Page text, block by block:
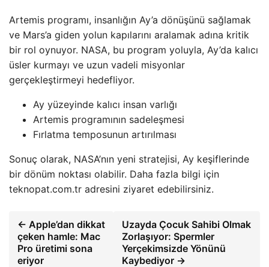
Artemis programı, insanlığın Ay’a dönüşünü sağlamak
ve Mars’a giden yolun kapılarını aralamak adına kritik
bir rol oynuyor. NASA, bu program yoluyla, Ay’da kalıcı
üsler kurmayı ve uzun vadeli misyonlar
gerçekleştirmeyi hedefliyor.
Ay yüzeyinde kalıcı insan varlığı
Artemis programının sadeleşmesi
Fırlatma temposunun artırılması
Sonuç olarak, NASA’nın yeni stratejisi, Ay keşiflerinde
bir dönüm noktası olabilir. Daha fazla bilgi için
teknopat.com.tr adresini ziyaret edebilirsiniz.
← Apple’dan dikkat
çeken hamle: Mac
Pro üretimi sona
eriyor
Uzayda Çocuk Sahibi Olmak
Zorlaşıyor: Spermler
Yerçekimsizde Yönünü
Kaybediyor →